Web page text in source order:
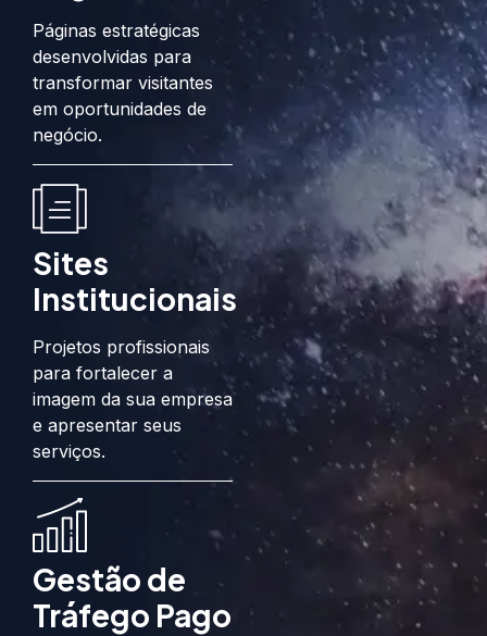
Páginas estratégicas
desenvolvidas para
transformar visitantes
em oportunidades de
negócio.
Sites
Institucionais
Projetos profissionais
para fortalecer a
imagem da sua empresa
e apresentar seus
serviços.
Gestão de
Tráfego Pago